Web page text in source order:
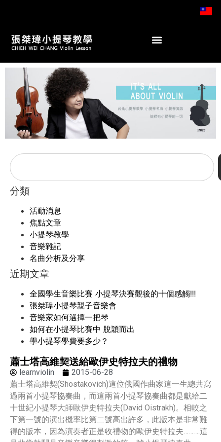
分類
活動消息
焦點文章
小提琴教學
音樂雜記
名曲分析及分享
近期文章
全國學生音樂比賽 小提琴決賽觀後的十個感觸!!!
張桀瑋小提琴親子音樂會
音樂家如何選擇一把琴
如何在小提琴比賽中 脫穎而出
學小提琴學費要多少？
蕭士塔高維契送給歐伊史特拉夫的禮物
learnviolin
2015-06-28
蕭士塔高維契(Shostakovich)這位俄國作曲家這一生總共寫
過兩首小提琴協奏曲，而這兩首小提琴協奏曲都是獻給二
十世紀小提琴大師歐伊史特拉夫(David Oistrakh)。相較之
下第一號的演出機率比第二號高出許多，此版本是非常難
得的版本，因為演奏者正是收禮物的歐伊史特拉夫……….這